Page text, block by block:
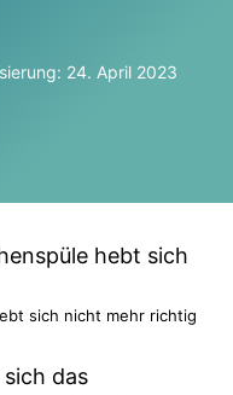
24. April 2023
sich nicht mehr richtig
das